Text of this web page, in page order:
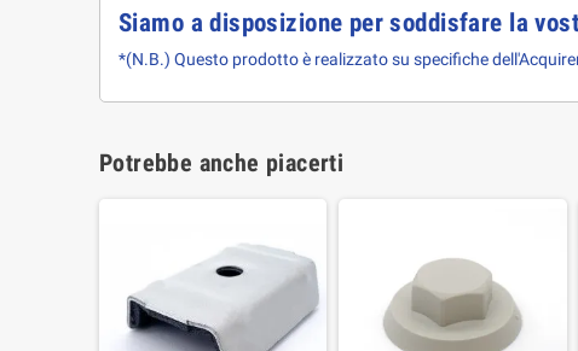
Siamo a disposizione per soddisfare la
*(N.B.) Questo prodotto è realizzato su specifiche
Potrebbe anche piacerti